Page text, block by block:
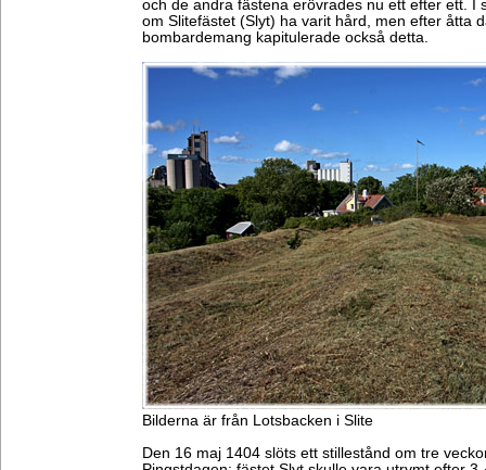
och de andra fästena erövrades nu ett efter ett. I
om Slitefästet (Slyt) ha varit hård, men efter åtta
bombardemang kapitulerade också detta.
Bilderna är från Lotsbacken i Slite
Den 16 maj 1404 slöts ett stillestånd om tre